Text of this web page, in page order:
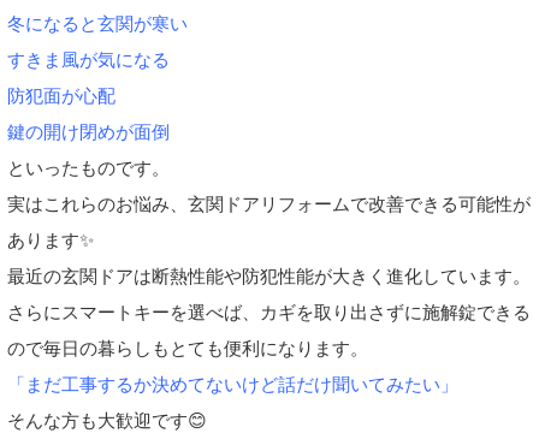
冬になると玄関が寒い
すきま風が気になる
防犯面が心配
鍵の開け閉めが面倒
といったものです。
実はこれらのお悩み、玄関ドアリフォームで改善できる可能性が
あります✨
最近の玄関ドアは断熱性能や防犯性能が大きく進化しています。
さらにスマートキーを選べば、カギを取り出さずに施解錠できる
ので毎日の暮らしもとても便利になります。
「まだ工事するか決めてないけど話だけ聞いてみたい」
そんな方も大歓迎です😊